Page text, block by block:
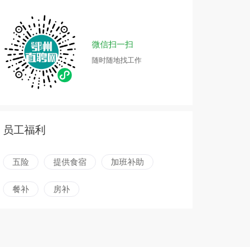
微信扫一扫
随时随地找工作
员工福利
五险 提供食宿 加班补助
餐补 房补